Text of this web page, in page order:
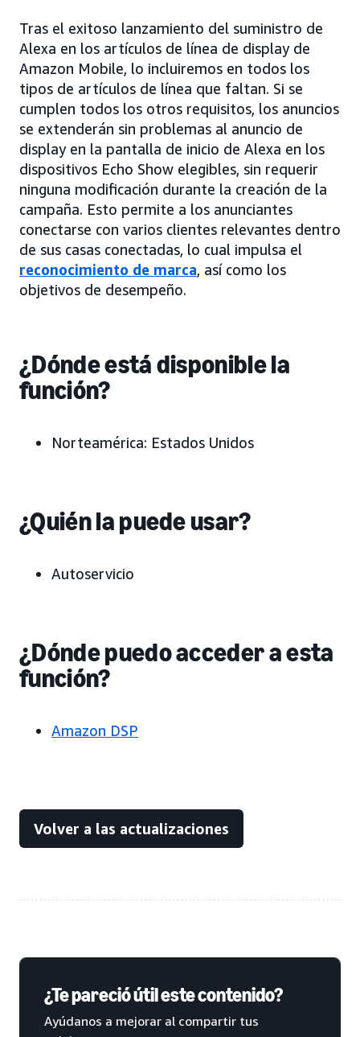
Tras el exitoso lanzamiento del suministro de
Alexa en los artículos de línea de display de
Amazon Mobile, lo incluiremos en todos los
tipos de artículos de línea que faltan. Si se
cumplen todos los otros requisitos, los anuncios
se extenderán sin problemas al anuncio de
display en la pantalla de inicio de Alexa en los
dispositivos Echo Show elegibles, sin requerir
ninguna modificación durante la creación de la
campaña. Esto permite a los anunciantes
conectarse con varios clientes relevantes dentro
de sus casas conectadas, lo cual impulsa el
reconocimiento de marca, así como los
objetivos de desempeño.
¿Dónde está disponible la
función?
Norteamérica: Estados Unidos
¿Quién la puede usar?
Autoservicio
¿Dónde puedo acceder a esta
función?
Amazon DSP
Volver a las actualizaciones
¿Te pareció útil este contenido?
Ayúdanos a mejorar al compartir tus